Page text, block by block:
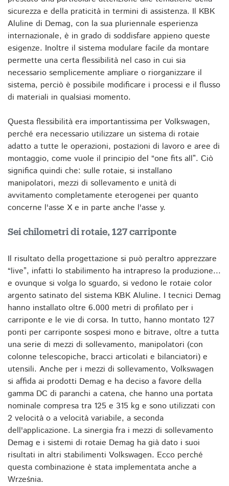
sicurezza e della praticità in termini di assistenza. Il KBK
Aluline di Demag, con la sua pluriennale esperienza
internazionale, è in grado di soddisfare appieno queste
esigenze. Inoltre il sistema modulare facile da montare
permette una certa flessibilità nel caso in cui sia
necessario semplicemente ampliare o riorganizzare il
sistema, perciò è possibile modificare i processi e il flusso
di materiali in qualsiasi momento.
Questa flessibilità era importantissima per Volkswagen,
perché era necessario utilizzare un sistema di rotaie
adatto a tutte le operazioni, postazioni di lavoro e aree di
montaggio, come vuole il principio del “one fits all”. Ciò
significa quindi che: sulle rotaie, si installano
manipolatori, mezzi di sollevamento e unità di
avvitamento completamente eterogenei per quanto
concerne l'asse X e in parte anche l'asse y.
Sei chilometri di rotaie, 127 carriponte
Il risultato della progettazione si può peraltro apprezzare
“live”, infatti lo stabilimento ha intrapreso la produzione...
e ovunque si volga lo sguardo, si vedono le rotaie color
argento satinato del sistema KBK Aluline. I tecnici Demag
hanno installato oltre 6.000 metri di profilato per i
carriponte e le vie di corsa. In tutto, hanno montato 127
ponti per carriponte sospesi mono e bitrave, oltre a tutta
una serie di mezzi di sollevamento, manipolatori (con
colonne telescopiche, bracci articolati e bilanciatori) e
utensili. Anche per i mezzi di sollevamento, Volkswagen
si affida ai prodotti Demag e ha deciso a favore della
gamma DC di paranchi a catena, che hanno una portata
nominale compresa tra 125 e 315 kg e sono utilizzati con
2 velocità o a velocità variabile, a seconda
dell'applicazione. La sinergia fra i mezzi di sollevamento
Demag e i sistemi di rotaie Demag ha già dato i suoi
risultati in altri stabilimenti Volkswagen. Ecco perché
questa combinazione è stata implementata anche a
Września.